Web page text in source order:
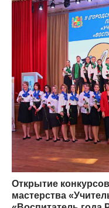
Открытие
мастерства